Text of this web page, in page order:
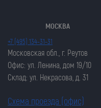
МОСКВА
+7 (495) 134-31-31
Московская обл., г. Реутов
Офис: ул. Ленина, дом 19/10
Склад: ул. Некрасова, д. 31
Схема проезда (офис)